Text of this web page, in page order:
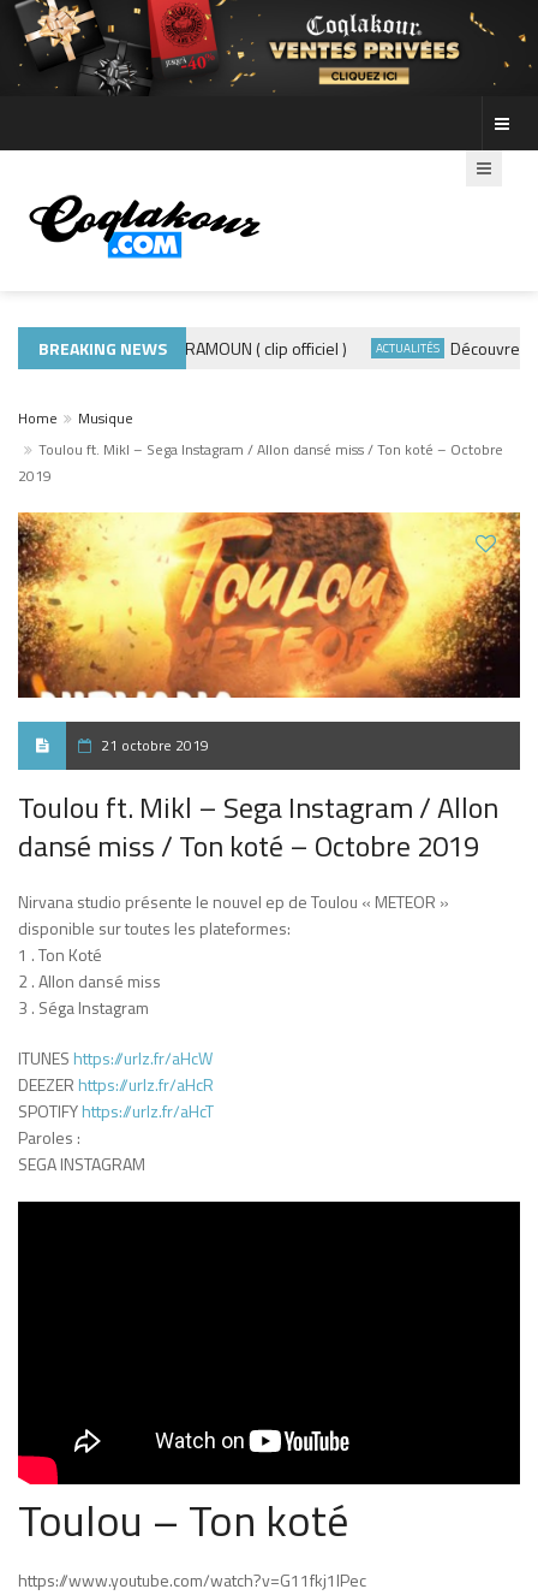
BREAKING NEWS
974 ADE440 – GRAMOUN ( clip officiel ) ACTUALITÉS Découvre les
Home
Musique
Toulou ft. Mikl – Sega Instagram / Allon dansé miss / Ton koté – Octobre
2019
21 octobre 2019
Toulou ft. Mikl – Sega Instagram / Allon
dansé miss / Ton koté – Octobre 2019
Nirvana studio présente le nouvel ep de Toulou « METEOR »
disponible sur toutes les plateformes:
1 . Ton Koté
2 . Allon dansé miss
3 . Séga Instagram
ITUNES https://urlz.fr/aHcW
DEEZER https://urlz.fr/aHcR
SPOTIFYhttps://urlz.fr/aHcT
Paroles :
SEGA INSTAGRAM
Toulou – Ton koté
https://www.youtube.com/watch?v=G11fkj1lPec